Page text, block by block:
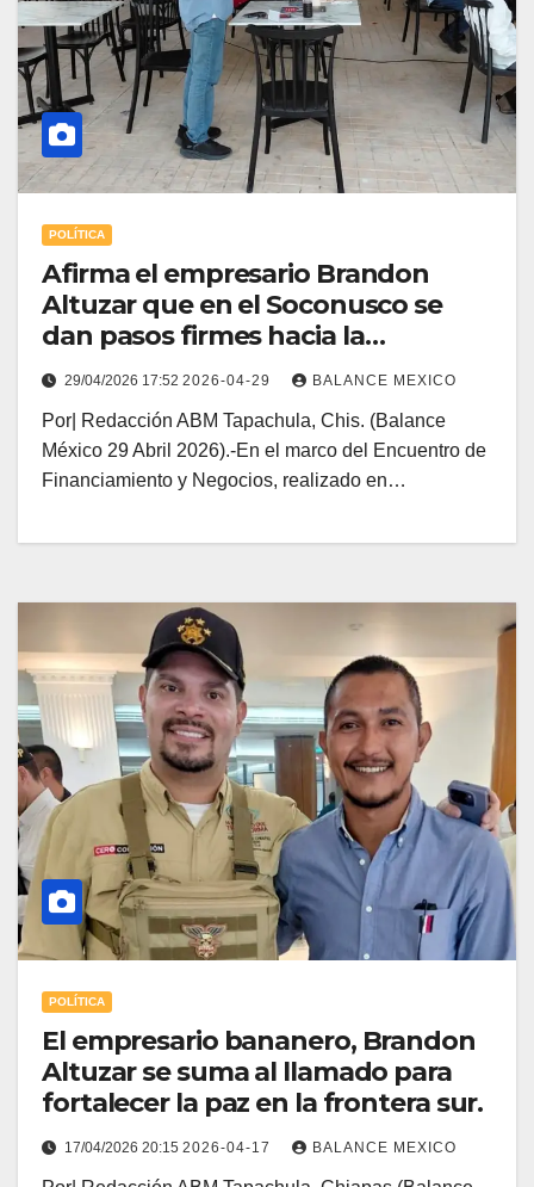
POLÍTICA
Afirma el empresario Brandon
Altuzar que en el Soconusco se
dan pasos firmes hacia la
reactivación económica.
29/04/2026 17:52 2026-04-29 BALANCE MEXICO
Por| Redacción ABM Tapachula, Chis. (Balance
México 29 Abril 2026).-En el marco del Encuentro de
Financiamiento y Negocios, realizado en…
POLÍTICA
El empresario bananero, Brandon
Altuzar se suma al llamado para
fortalecer la paz en la frontera sur.
17/04/2026 20:15 2026-04-17 BALANCE MEXICO